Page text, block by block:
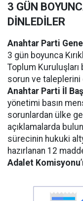
3 GÜN
DİNLEDİLER
Anahtar Parti
3 gün boyunca
Toplum
sorun ve taleplerini
Anahtar Parti İl
yönetimi basın
sorunlardan ülke
açıklamalarda
sürecinin hukuki
hazırlanan 12
Adalet Komisyonu